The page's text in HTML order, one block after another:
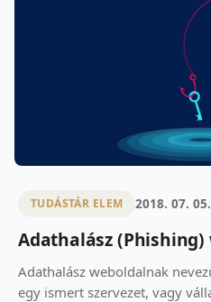
TUDÁSTÁR ELEM 2018. 07. 05.
Adathalász
Adathalász weboldalnak
egy ismert szervezet, vagy